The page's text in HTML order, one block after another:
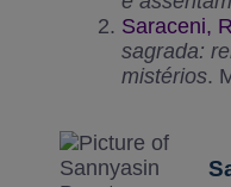
Saraceni,
sagrada:
mistérios.